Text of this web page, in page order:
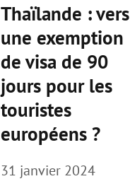
Thaïlande : vers
une exemption
de visa de 90
jours pour les
touristes
européens ?
31 janvier 2024